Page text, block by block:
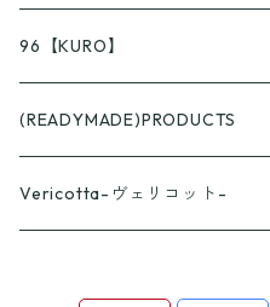
96【KURO】
つやつや
スプーン
ざらざら
(READYMADE)PRODUCTS
Vericotta-ヴェリコット-